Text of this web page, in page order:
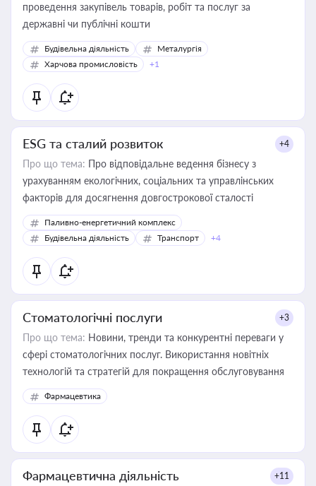
проведення закупівель товарів, робіт та послуг за
державні чи публічні кошти
Будівельна діяльність
Металургія
Харчова промисловість
+1
ESG та сталий розвиток +4
Про що тема: Про відповідальне ведення бізнесу з
урахуванням екологічних, соціальних та управлінських
факторів для досягнення довгострокової сталості
Паливно-енергетичний комплекс
Будівельна діяльність
Транспорт +4
Стоматологічні послуги +3
Про що тема: Новини, тренди та конкурентні переваги у
сфері стоматологічних послуг. Використання новітніх
технологій та стратегій для покращення обслуговування
Фармацевтика
Фармацевтична діяльність +11